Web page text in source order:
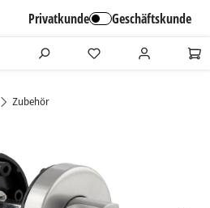
Privatkunde Geschäftskunde
Zubehör